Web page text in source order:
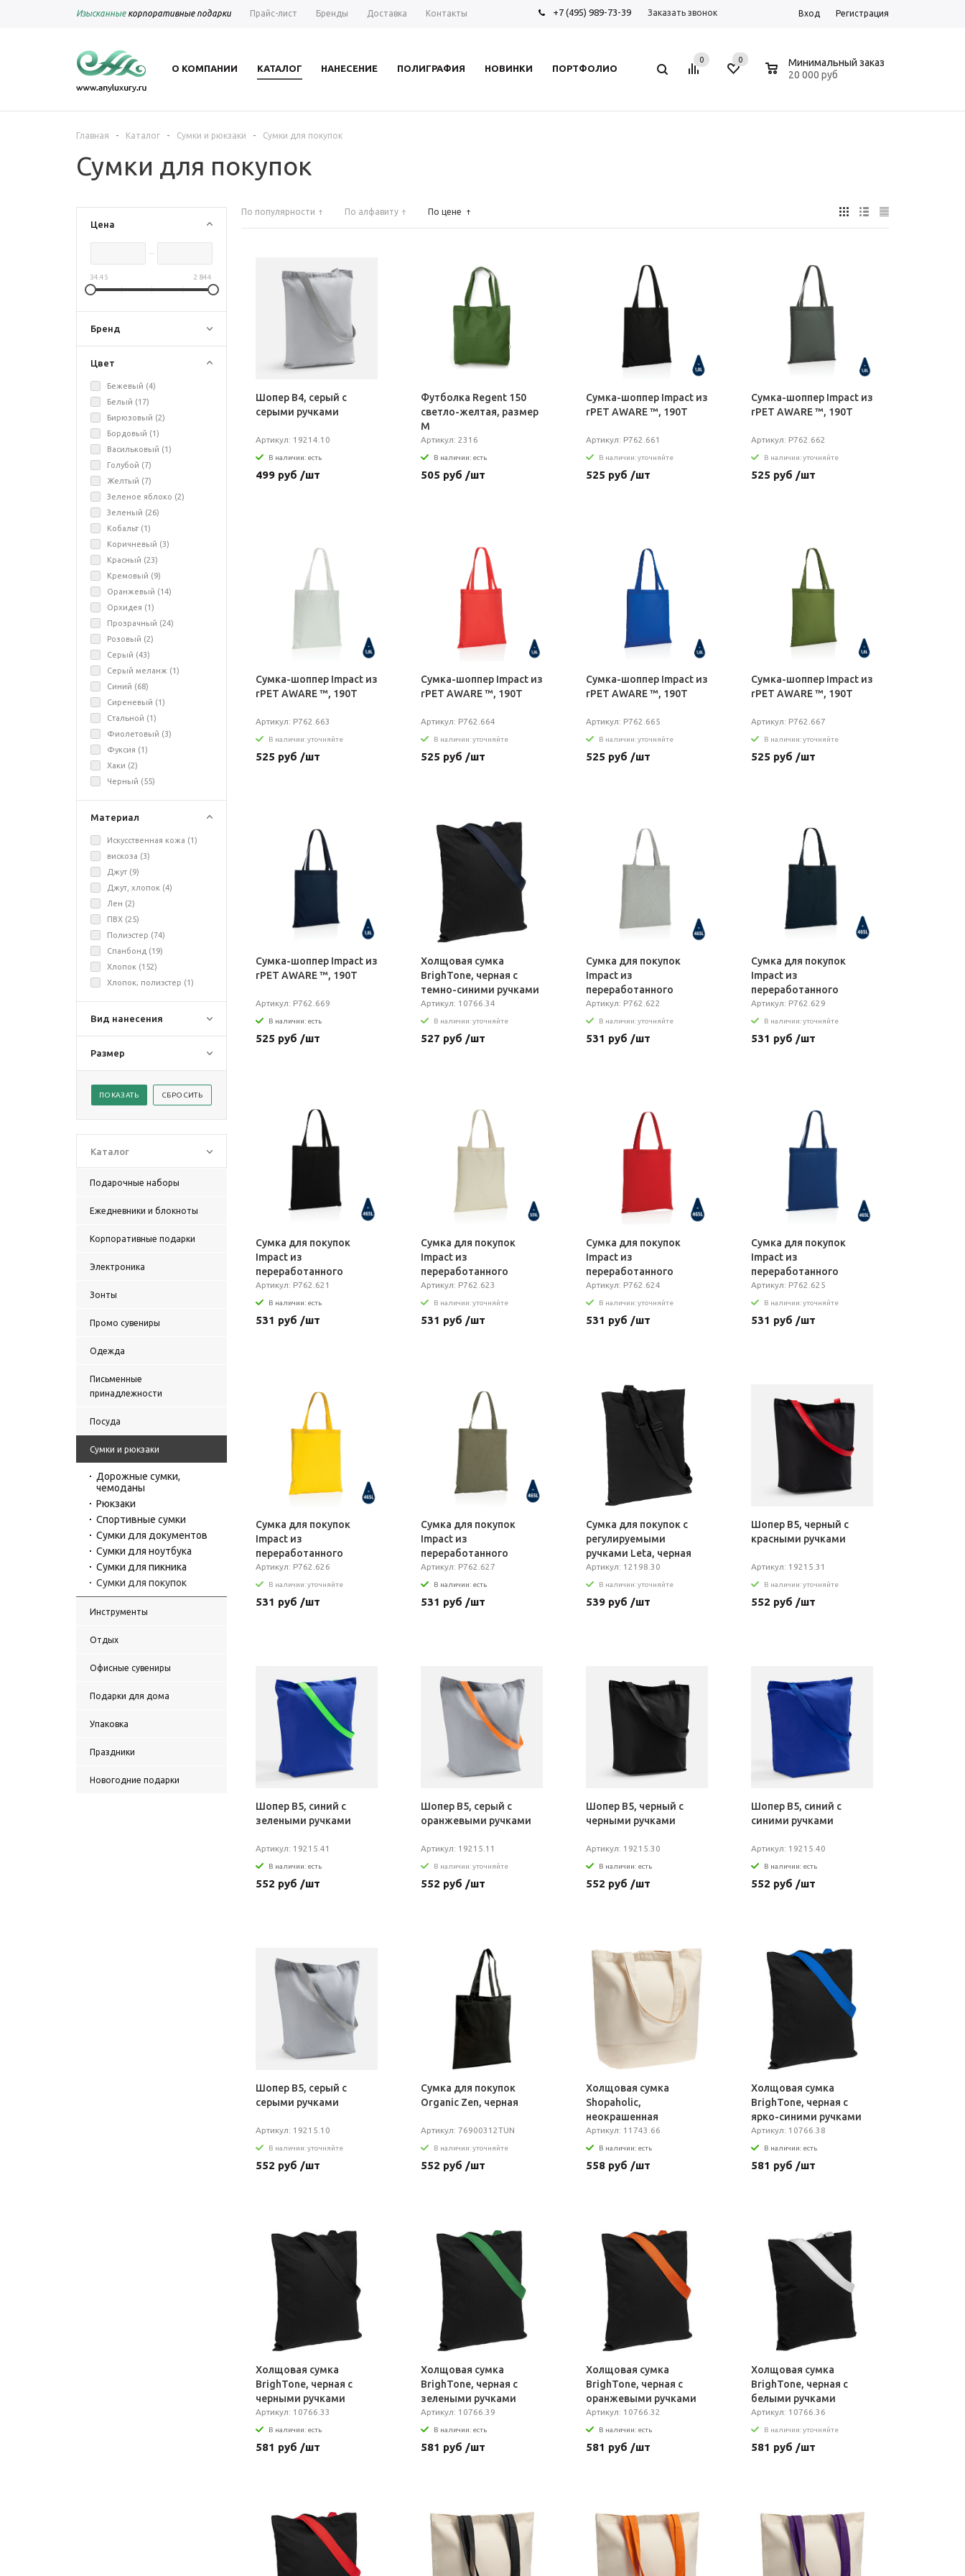
Изысканныекорпоративные подарки Прайс-лист Бренды Доставка Контакты +7 (495) 989-73-39 Заказать звонок Вход Регистрация
О КОМПАНИИ КАТАЛОГ НАНЕСЕНИЕ ПОЛИГРАФИЯ НОВИНКИ ПОРТФОЛИО
0 0
Минимальный заказ
20 000 руб
Главная - Каталог - Сумки и рюкзаки - Сумки для покупок
Сумки для покупок
Цена
34.45 2 844
Бренд
Цвет
Бежевый (4)
Белый (17)
Бирюзовый (2)
Бордовый (1)
Васильковый (1)
Голубой (7)
Желтый (7)
Зеленое яблоко (2)
Зеленый (26)
Кобальт (1)
Коричневый (3)
Красный (23)
Кремовый (9)
Оранжевый (14)
Орхидея (1)
Прозрачный (24)
Розовый (2)
Серый (43)
Серый меланж (1)
Синий (68)
Сиреневый (1)
Стальной (1)
Фиолетовый (3)
Фуксия (1)
Хаки (2)
Черный (55)
Материал
Искусственная кожа (1)
вискоза (3)
Джут (9)
Джут, хлопок (4)
Лен (2)
ПВХ (25)
Полиэстер (74)
Спанбонд (19)
Хлопок (152)
Хлопок; полиэстер (1)
Вид нанесения
Размер
Каталог
Подарочные наборы
Ежедневники и блокноты
Корпоративные подарки
Электроника
Зонты
Промо сувениры
Одежда
Письменные
принадлежности
Посуда
Сумки и рюкзаки
Дорожные сумки,
чемоданы
Рюкзаки
Спортивные сумки
Сумки для документов
Сумки для ноутбука
Сумки для пикника
Сумки для покупок
Инструменты
Отдых
Офисные сувениры
Подарки для дома
Упаковка
Праздники
Новогодние подарки
По популярности По алфавиту По цене
Шопер B4, серый с
серыми ручками
Артикул: 19214.10
В наличии: есть
499 руб /шт
Футболка Regent 150
светло-желтая, размер
M
Артикул: 2316
В наличии: есть
505 руб /шт
Сумка-шоппер Impact из
rPET AWARE ™, 190T
Артикул: P762.661
В наличии: уточняйте
525 руб /шт
Сумка-шоппер Impact из
rPET AWARE ™, 190T
Артикул: P762.662
В наличии: уточняйте
525 руб /шт
Сумка-шоппер Impact из
rPET AWARE ™, 190T
Артикул: P762.663
В наличии: уточняйте
525 руб /шт
Сумка-шоппер Impact из
rPET AWARE ™, 190T
Артикул: P762.664
В наличии: уточняйте
525 руб /шт
Сумка-шоппер Impact из
rPET AWARE ™, 190T
Артикул: P762.665
В наличии: уточняйте
525 руб /шт
Сумка-шоппер Impact из
rPET AWARE ™, 190T
Артикул: P762.667
В наличии: уточняйте
525 руб /шт
Сумка-шоппер Impact из
rPET AWARE ™, 190T
Артикул: P762.669
В наличии: есть
525 руб /шт
Холщовая сумка
BrighTone, черная с
темно-синими ручками
Артикул: 10766.34
В наличии: уточняйте
527 руб /шт
Сумка для покупок
Impact из
переработанного
хлопка AWARE™, 145 г
Артикул: P762.622
В наличии: уточняйте
531 руб /шт
Сумка для покупок
Impact из
переработанного
хлопка AWARE™, 145 г
Артикул: P762.629
В наличии: уточняйте
531 руб /шт
Сумка для покупок
Impact из
переработанного
хлопка AWARE™, 145 г
Артикул: P762.621
В наличии: есть
531 руб /шт
Сумка для покупок
Impact из
переработанного
хлопка AWARE™, 145 г
Артикул: P762.623
В наличии: уточняйте
531 руб /шт
Сумка для покупок
Impact из
переработанного
хлопка AWARE™, 145 г
Артикул: P762.624
В наличии: уточняйте
531 руб /шт
Сумка для покупок
Impact из
переработанного
хлопка AWARE™, 145 г
Артикул: P762.625
В наличии: уточняйте
531 руб /шт
Сумка для покупок
Impact из
переработанного
хлопка AWARE™, 145 г
Артикул: P762.626
В наличии: уточняйте
531 руб /шт
Сумка для покупок
Impact из
переработанного
хлопка AWARE™, 145 г
Артикул: P762.627
В наличии: есть
531 руб /шт
Сумка для покупок с
регулируемыми
ручками Leta, черная
Артикул: 12198.30
В наличии: уточняйте
539 руб /шт
Шопер B5, черный с
красными ручками
Артикул: 19215.31
В наличии: уточняйте
552 руб /шт
Шопер B5, синий с
зелеными ручками
Артикул: 19215.41
В наличии: есть
552 руб /шт
Шопер B5, серый с
оранжевыми ручками
Артикул: 19215.11
В наличии: уточняйте
552 руб /шт
Шопер B5, черный с
черными ручками
Артикул: 19215.30
В наличии: есть
552 руб /шт
Шопер B5, синий с
синими ручками
Артикул: 19215.40
В наличии: есть
552 руб /шт
Шопер B5, серый с
серыми ручками
Артикул: 19215.10
В наличии: уточняйте
552 руб /шт
Сумка для покупок
Organic Zen, черная
Артикул: 76900312TUN
В наличии: уточняйте
552 руб /шт
Холщовая сумка
Shopaholic,
неокрашенная
Артикул: 11743.66
В наличии: есть
558 руб /шт
Холщовая сумка
BrighTone, черная с
ярко-синими ручками
Артикул: 10766.38
В наличии: есть
581 руб /шт
Холщовая сумка
BrighTone, черная с
черными ручками
Артикул: 10766.33
В наличии: есть
581 руб /шт
Холщовая сумка
BrighTone, черная с
зелеными ручками
Артикул: 10766.39
В наличии: есть
581 руб /шт
Холщовая сумка
BrighTone, черная с
оранжевыми ручками
Артикул: 10766.32
В наличии: есть
581 руб /шт
Холщовая сумка
BrighTone, черная с
белыми ручками
Артикул: 10766.36
В наличии: уточняйте
581 руб /шт